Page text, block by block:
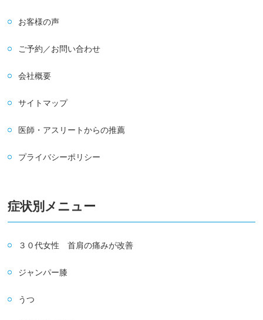
お客様の声
ご予約／お問い合わせ
会社概要
サイトマップ
医師・アスリートからの推薦
プライバシーポリシー
症状別メニュー
３０代女性 首肩の痛みが改善
ジャンパー膝
うつ